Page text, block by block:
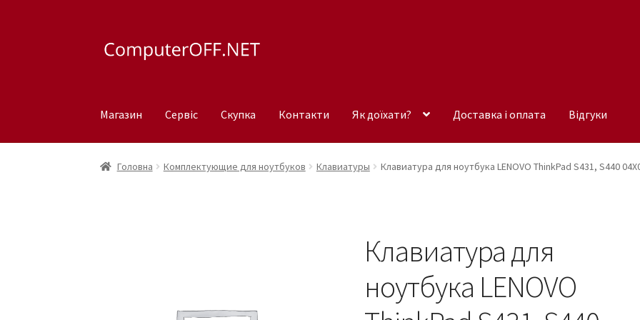
до
до
Магазин Сервіс Скупка Контакти Як доїхати? Доставка і оплата Відгуки
Головна Комплектующие для ноутбуков Клавиатуры Клавиатура для ноутбука LENOVO ThinkPad S431, S440
Клавиатура для
ноутбука LENOVO